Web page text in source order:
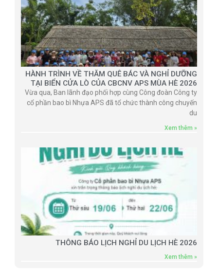
HÀNH TRÌNH VỀ THĂM QUÊ BÁC VÀ NGHỈ DƯỠNG
TẠI BIỂN CỬA LÒ CỦA CBCNV APS MÙA HÈ 2026
Vừa qua, Ban lãnh đạo phối hợp cùng Công đoàn Công ty
cổ phần bao bì Nhựa APS đã tổ chức thành công chuyến
du
Xem thêm »
THÔNG BÁO LỊCH NGHỈ DU LỊCH HÈ 2026
Xem thêm »